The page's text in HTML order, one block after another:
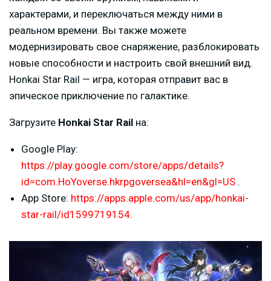
характерами, и переключаться между ними в
реальном времени. Вы также можете
модернизировать свое снаряжение, разблокировать
новые способности и настроить свой внешний вид.
Honkai Star Rail — игра, которая отправит вас в
эпическое приключение по галактике.
Загрузите Honkai Star Rail на:
Google Play:
https://play.google.com/store/apps/details?
id=com.HoYoverse.hkrpgoversea&hl=en&gl=US .
App Store: https://apps.apple.com/us/app/honkai-
star-rail/id1599719154.